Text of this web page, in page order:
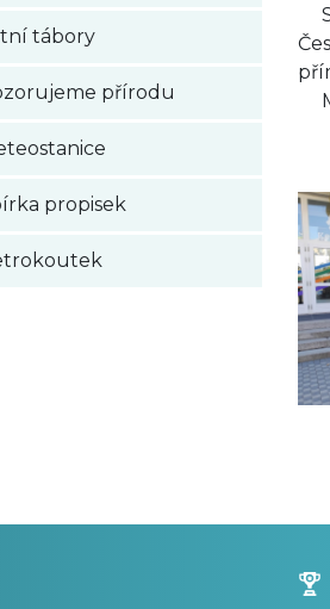
tábory
přírodu
propisek